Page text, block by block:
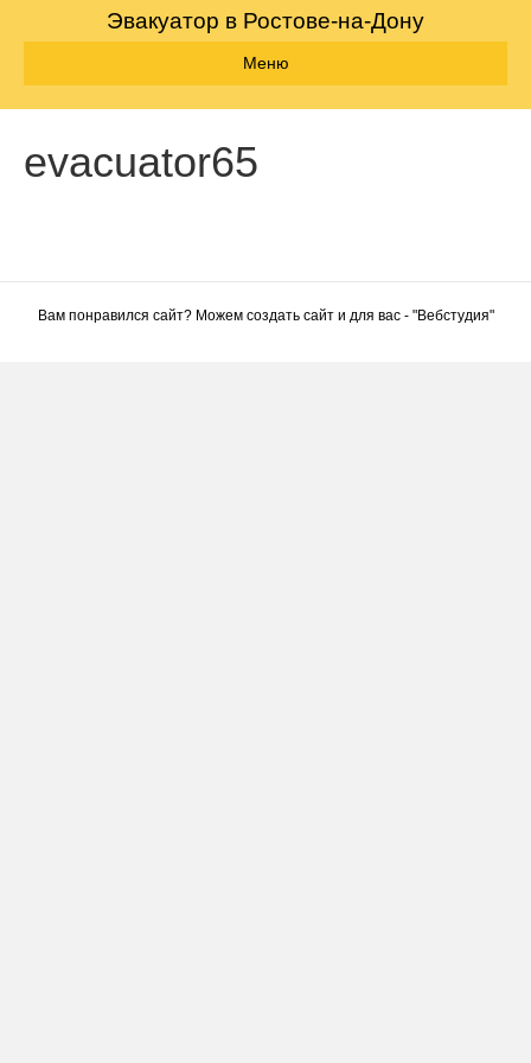
Эвакуатор в Ростове-на-Дону
Меню
evacuator65
Вам понравился сайт? Можем создать сайт и для вас - "Вебстудия"